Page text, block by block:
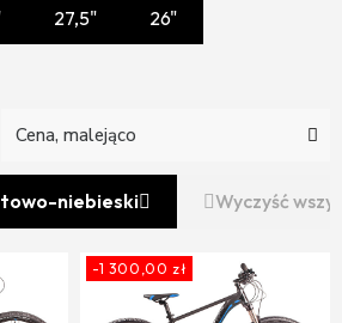
27,5" 26"
niebieski Wyczyść
-1 300,00 zł